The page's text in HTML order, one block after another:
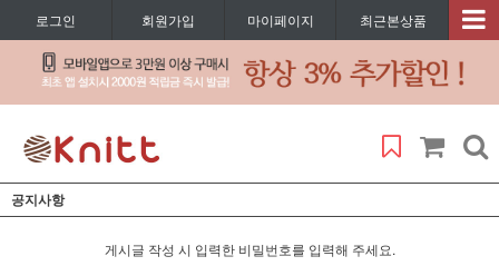
로그인 회원가입 마이페이지 최근본상품
공지사항
게시글 작성 시 입력한 비밀번호를 입력해 주세요.